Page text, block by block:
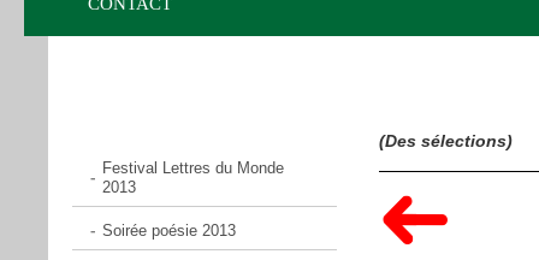
Festival Lettres du Monde
2013
Soirée poésie 2013
(Des sélections)